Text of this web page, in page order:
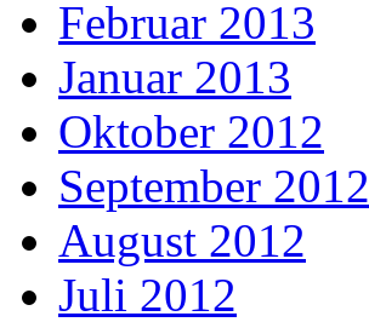
Februar 2013
Januar 2013
Oktober 2012
September 2012
August 2012
Juli 2012